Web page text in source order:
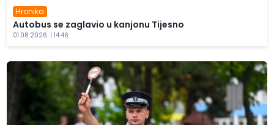
Hronika
Autobus se zaglavio u kanjonu Tijesno
01.08.2026. | 14:46